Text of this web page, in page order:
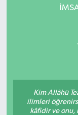
Kim Allâhü
ilimleri
kâfidir ve onu,
ÇEVRE
Tüm
Son Dakika